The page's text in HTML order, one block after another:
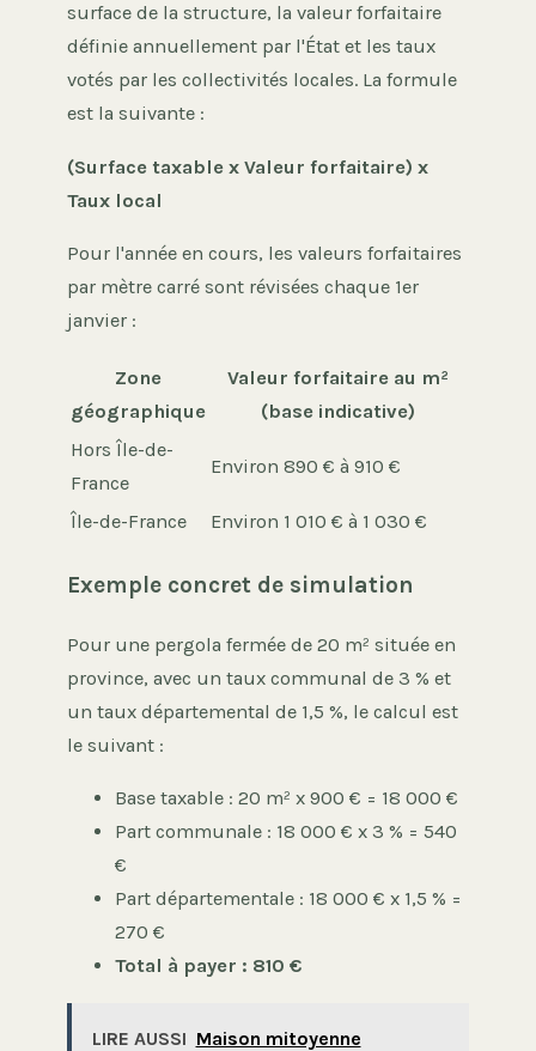
surface de la structure, la valeur forfaitaire
définie annuellement par l'État et les taux
votés par les collectivités locales. La formule
est la suivante :
(Surface taxable x Valeur forfaitaire) x
Taux local
Pour l'année en cours, les valeurs forfaitaires
par mètre carré sont révisées chaque 1er
janvier :
Zone
géographique
Valeur forfaitaire au m²
(base indicative)
Hors Île-de-
France
Environ 890 € à 910 €
Île-de-France Environ 1 010 € à 1 030 €
Exemple concret de simulation
Pour une pergola fermée de 20 m² située en
province, avec un taux communal de 3 % et
un taux départemental de 1,5 %, le calcul est
le suivant :
Base taxable : 20 m² x 900 € = 18 000 €
Part communale : 18 000 € x 3 % = 540
€
Part départementale : 18 000 € x 1,5 % =
270 €
Total à payer : 810 €
LIRE AUSSI Maison mitoyenne